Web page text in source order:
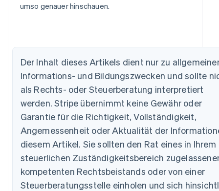
umso genauer hinschauen.
Der Inhalt dieses Artikels dient nur zu
Informations- und Bildungszwecken und sollte
als Rechts- oder Steuerberatung interpretiert
werden. Stripe übernimmt keine Gewähr oder
Garantie für die Richtigkeit, Vollständigkeit,
Angemessenheit oder Aktualität der
diesem Artikel. Sie sollten den Rat eines in Ihrem
steuerlichen Zuständigkeitsbereich
kompetenten Rechtsbeistands oder von einer
Steuerberatungsstelle einholen und sich
Australien
English
Belgien
Brasilien
PortuguêsEnglish
Bulgarien
English
Dänemark
English